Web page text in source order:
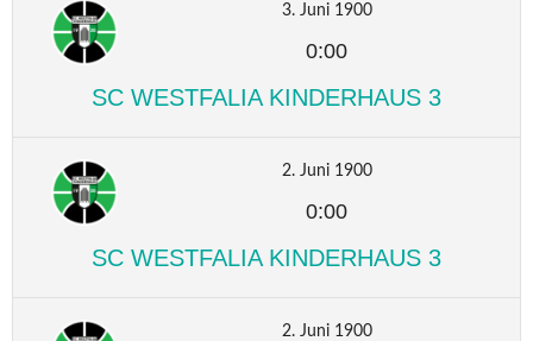
3. Juni 1900
0:00
SC WESTFALIA KINDERHAUS 3
2. Juni 1900
0:00
SC WESTFALIA KINDERHAUS 3
2. Juni 1900